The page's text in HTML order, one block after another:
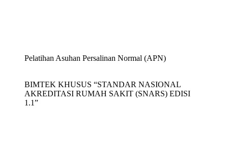
Pelatihan Asuhan Persalinan Normal (APN)
BIMTEK KHUSUS “STANDAR NASIONAL
AKREDITASI RUMAH SAKIT (SNARS) EDISI
1.1”